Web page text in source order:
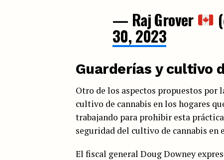
— Raj Grover
30, 2023
Guarderías y cultivo
Otro de los aspectos propuestos por
cultivo de cannabis en los hogares
trabajando para prohibir esta
seguridad del cultivo de cannabis en
El fiscal general Doug Downey